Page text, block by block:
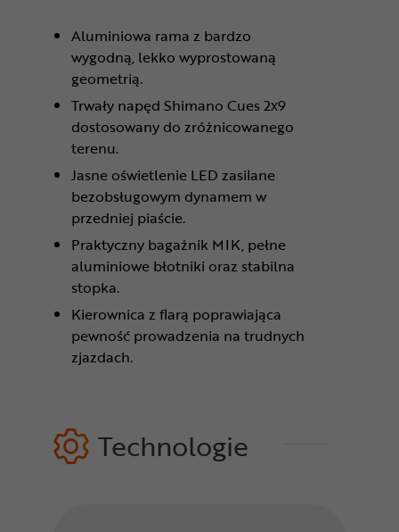
Aluminiowa rama z bardzo
wygodną, lekko wyprostowaną
geometrią.
Trwały napęd Shimano Cues 2x9
dostosowany do zróżnicowanego
terenu.
Jasne oświetlenie LED zasilane
bezobsługowym dynamem w
przedniej piaście.
Praktyczny bagażnik MIK, pełne
aluminiowe błotniki oraz stabilna
stopka.
Kierownica z flarą poprawiająca
pewność prowadzenia na trudnych
zjazdach.
Technologie